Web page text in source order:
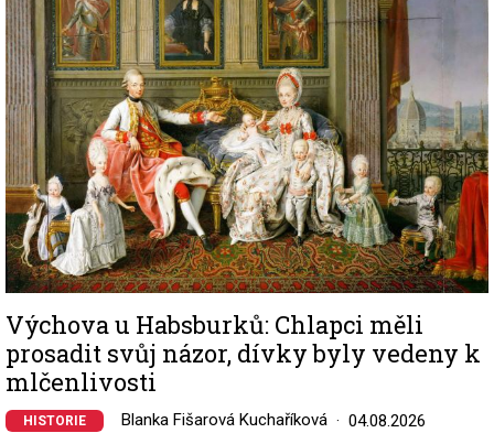
Výchova u Habsburků: Chlapci měli
prosadit svůj názor, dívky byly vedeny k
mlčenlivosti
HISTORIE Blanka Fišarová Kuchaříková 04.08.2026